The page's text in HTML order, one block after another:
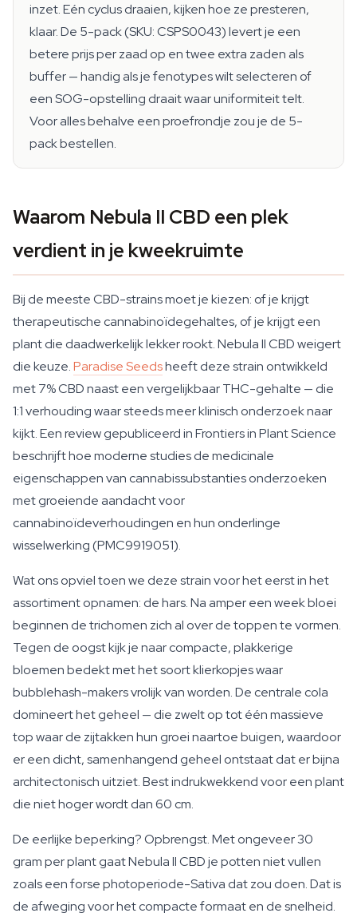
inzet. Eén cyclus draaien, kijken hoe ze presteren,
klaar. De 5-pack (SKU: CSPS0043) levert je een
betere prijs per zaad op en twee extra zaden als
buffer — handig als je fenotypes wilt selecteren of
een SOG-opstelling draait waar uniformiteit telt.
Voor alles behalve een proefrondje zou je de 5-
pack bestellen.
Waarom Nebula II CBD een plek
verdient in je kweekruimte
Bij de meeste CBD-strains moet je kiezen: of je krijgt
therapeutische cannabinoïdegehaltes, of je krijgt een
plant die daadwerkelijk lekker rookt. Nebula II CBD weigert
die keuze.Paradise Seedsheeft deze strain ontwikkeld
met 7% CBD naast een vergelijkbaar THC-gehalte — die
1:1 verhouding waar steeds meer klinisch onderzoek naar
kijkt. Een review gepubliceerd in Frontiers in Plant Science
beschrijft hoe moderne studies de medicinale
eigenschappen van cannabissubstanties onderzoeken
met groeiende aandacht voor
cannabinoïdeverhoudingen en hun onderlinge
wisselwerking (PMC9919051).
Wat ons opviel toen we deze strain voor het eerst in het
assortiment opnamen: de hars. Na amper een week bloei
beginnen de trichomen zich al over de toppen te vormen.
Tegen de oogst kijk je naar compacte, plakkerige
bloemen bedekt met het soort klierkopjes waar
bubblehash-makers vrolijk van worden. De centrale cola
domineert het geheel — die zwelt op tot één massieve
top waar de zijtakken hun groei naartoe buigen, waardoor
er een dicht, samenhangend geheel ontstaat dat er bijna
architectonisch uitziet. Best indrukwekkend voor een plant
die niet hoger wordt dan 60 cm.
De eerlijke beperking? Opbrengst. Met ongeveer 30
gram per plant gaat Nebula II CBD je potten niet vullen
zoals een forse photoperiode-Sativa dat zou doen. Dat is
de afweging voor het compacte formaat en de snelheid.